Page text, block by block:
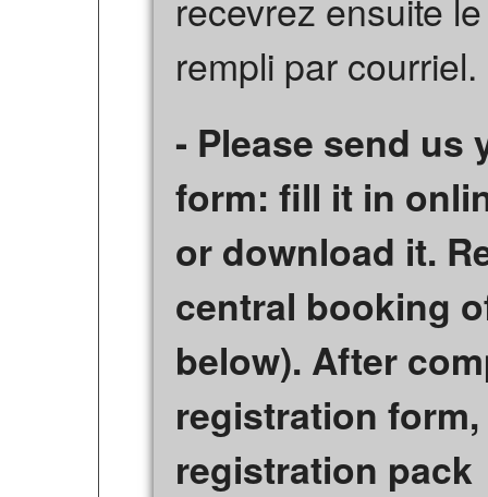
rempli par courriel.
- Please send us
form: fill it in
or download it.
central booking
below). After
registration
registration